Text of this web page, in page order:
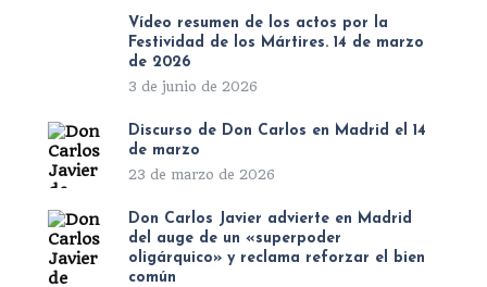
Vídeo resumen de los actos por la
Festividad de los Mártires. 14 de marzo
de 2026
3 de junio de 2026
Discurso de Don Carlos en Madrid el 14
de marzo
23 de marzo de 2026
Don Carlos Javier advierte en Madrid
del auge de un «superpoder
oligárquico» y reclama reforzar el bien
común